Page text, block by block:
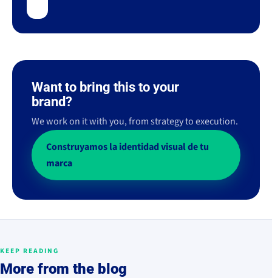
Want to bring this to your
brand?
We work on it with you, from strategy to execution.
Construyamos la identidad visual de tu
marca
KEEP READING
More from the blog